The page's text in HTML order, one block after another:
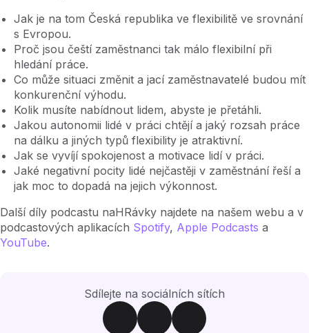
Jak je na tom Česká republika ve flexibilitě ve srovnání
s Evropou.
Proč jsou čeští zaměstnanci tak málo flexibilní při
hledání práce.
Co může situaci změnit a jací zaměstnavatelé budou mít
konkurenční výhodu.
Kolik musíte nabídnout lidem, abyste je přetáhli.
Jakou autonomii lidé v práci chtějí a jaký rozsah práce
na dálku a jiných typů flexibility je atraktivní.
Jak se vyvíjí spokojenost a motivace lidí v práci.
Jaké negativní pocity lidé nejčastěji v zaměstnání řeší a
jak moc to dopadá na jejich výkonnost.
Další díly podcastu naHRávky najdete na našem webu a v
podcastových aplikacích Spotify, Apple Podcasts a
YouTube.
Sdílejte na sociálních sítích